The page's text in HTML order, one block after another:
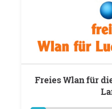
freies Wlan für die Innenstadt - LU-